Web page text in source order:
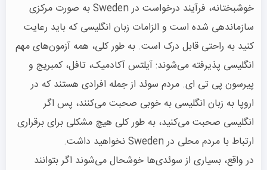
خوشبختانه، فرآیند درخواست در Sweden به صورت مرکزی
سازماندهی شده است و الزامات زبان انگلیسی که باید رعایت
کنید به راحتی قابل درک است. به طور کلی، همه آزمون‌های مهم
انگلیسی پذیرفته می‌شوند: آیلتس آکادمیک، تافل، کمبریج و
پیرسون پی تی ای. مردم سوئد از جمله افرادی هستند که در
اروپا به زبان انگلیسی به خوبی صحبت می‌کنند، پس اگر
انگلیسی صحبت می‌کنید، به طور کلی هیچ مشکلی برای برقراری
ارتباط با مردم محلی در Sweden نخواهید داشت.
در واقع، بسیاری از سوئدی‌ها خوشحال می‌شوند اگر بتوانند